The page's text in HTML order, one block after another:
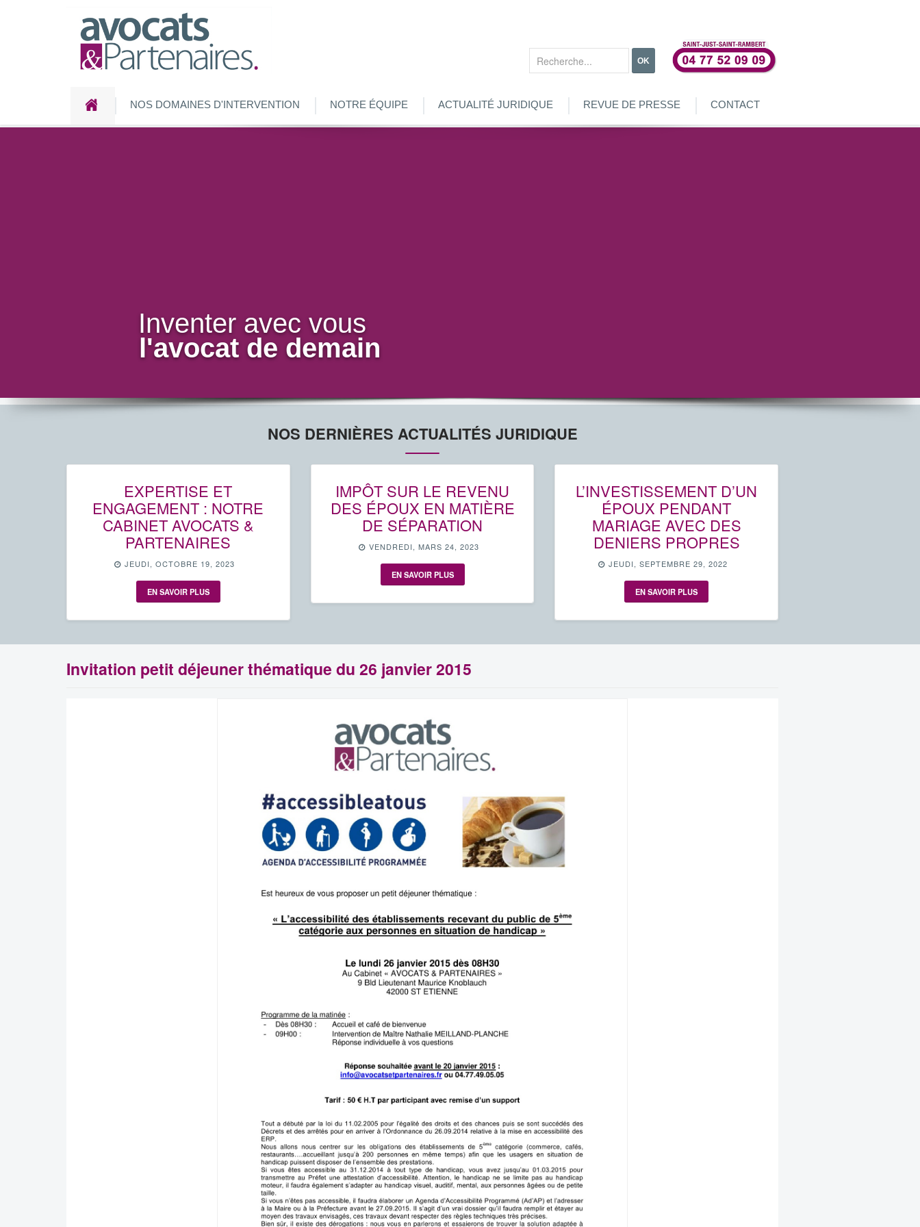
OK
NOS DOMAINES D'INTERVENTION NOTRE ÉQUIPE ACTUALITÉ JURIDIQUE REVUE DE PRESSE CONTACT
l'avocat de demain
Inventer avec vous
NOS DERNIÈRES ACTUALITÉS JURIDIQUE
EXPERTISE ET
ENGAGEMENT : NOTRE
CABINET AVOCATS &
PARTENAIRES
JEUDI, OCTOBRE 19, 2023
EN SAVOIR PLUS
IMPÔT SUR LE REVENU
DES ÉPOUX EN MATIÈRE
DE SÉPARATION
VENDREDI, MARS 24, 2023
EN SAVOIR PLUS
L’INVESTISSEMENT D’UN
ÉPOUX PENDANT
MARIAGE AVEC DES
DENIERS PROPRES
JEUDI, SEPTEMBRE 29, 2022
EN SAVOIR PLUS
Invitation petit déjeuner thématique du 26 janvier 2015